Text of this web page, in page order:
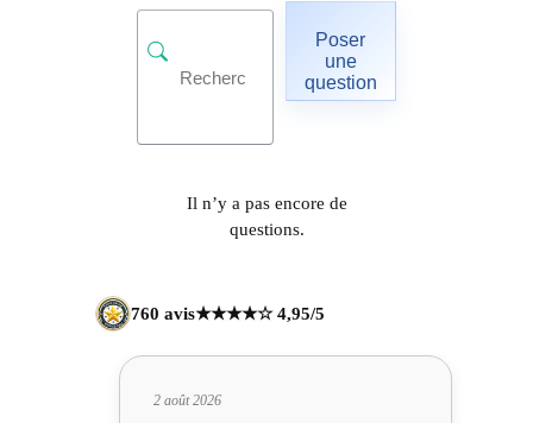
Poser
une
question
Il n’y a pas encore de
questions.
760 avis★★★★☆ 4,95/5
2 août 2026